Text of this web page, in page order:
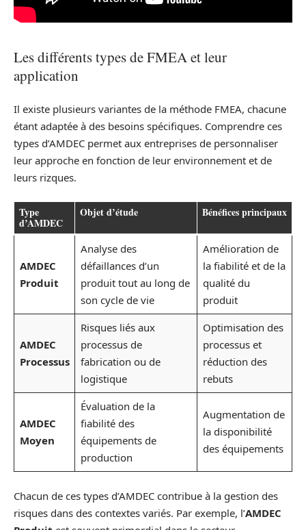
Les différents types de FMEA et leur
application
Il existe plusieurs variantes de la méthode FMEA, chacune
étant adaptée à des besoins spécifiques. Comprendre ces
types d’AMDEC permet aux entreprises de personnaliser
leur approche en fonction de leur environnement et de
leurs rizques.
Type
d’AMDEC
Objet d’étude Bénéfices principaux
AMDEC
Produit
Analyse des
défaillances d’un
produit tout au long de
son cycle de vie
Amélioration de
la fiabilité et de la
qualité du
produit
AMDEC
Processus
Risques liés aux
processus de
fabrication ou de
logistique
Optimisation des
processus et
réduction des
rebuts
AMDEC
Moyen
Évaluation de la
fiabilité des
équipements de
production
Augmentation de
la disponibilité
des équipements
Chacun de ces types d’AMDEC contribue à la gestion des
risques dans des contextes variés. Par exemple, l’AMDEC